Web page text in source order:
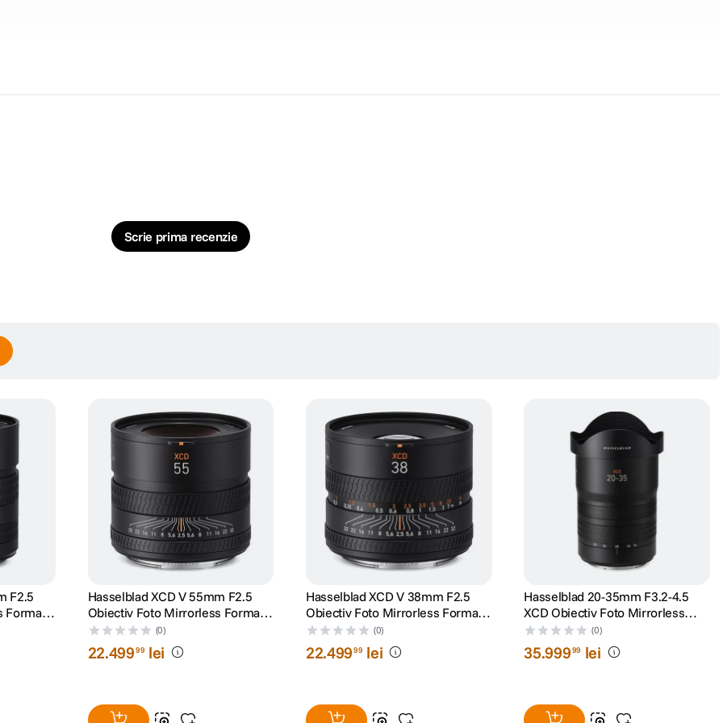
lung decat normalul/putin mai scurt decat cel de portret ofera un camp vizual versatil, potrivit pentru portrete solo de lungime completa si fotografii
si natura statica. Diafragma maxima de f/3.4 este putin mai rapida decat la alte obiective din seria P, potrivindu-se bine naturii de portret a acestui
la o calitate a imaginii clara si corecta cromatic, ce satisface cerintele de rezolutie inalta ale senzorilor de format mediu de 100 MP.
Scrie prima recenzie
F2.5
Format
Hasselblad XCD V 55mm F2.5
Obiectiv Foto Mirrorless Format
Mediu
(0)
22.49999 lei
Hasselblad XCD V 38mm F2.5
Obiectiv Foto Mirrorless Format
Mediu
(0)
22.49999 lei
Hasselblad 20-35mm F3.2-4.5
XCD Obiectiv Foto Mirrorless
Montura Hasselblad X
(0)
35.99999 lei